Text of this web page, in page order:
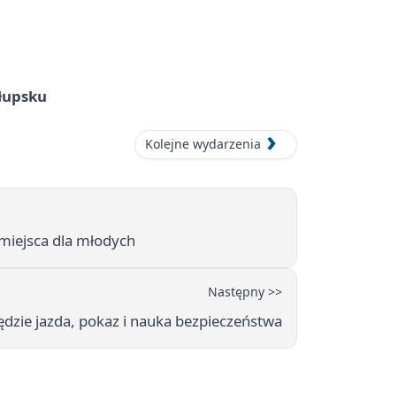
Kolejne wydarzenia
dla młodych
Następny >>
jazda, pokaz i nauka bezpieczeństwa